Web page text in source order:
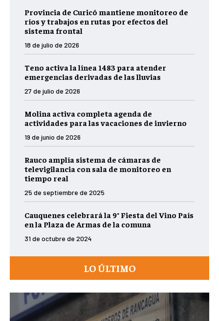
Provincia de Curicó mantiene monitoreo de
ríos y trabajos en rutas por efectos del
sistema frontal
18 de julio de 2026
Teno activa la línea 1483 para atender
emergencias derivadas de las lluvias
27 de julio de 2026
Molina activa completa agenda de
actividades para las vacaciones de invierno
19 de junio de 2026
Rauco amplía sistema de cámaras de
televigilancia con sala de monitoreo en
tiempo real
25 de septiembre de 2025
Cauquenes celebrará la 9° Fiesta del Vino País
en la Plaza de Armas de la comuna
31 de octubre de 2024
LO ÚLTIMO